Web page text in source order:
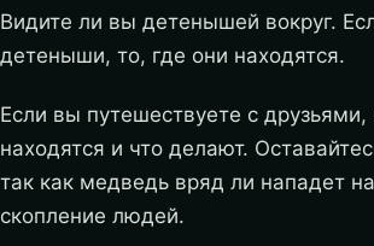
Видите ли вы детенышей вокруг.
детеныши, то, где они находятся.
Если вы путешествуете с друзьями,
находятся и что делают.
так как медведь вряд ли нападет
скопление людей.